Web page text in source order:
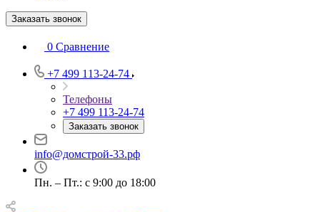
Заказать звонок
0 Сравнение
+7 499 113-24-74
Телефоны
+7 499 113-24-74
Заказать звонок
info@домстрой-33.рф
Пн. – Пт.: с 9:00 до 18:00